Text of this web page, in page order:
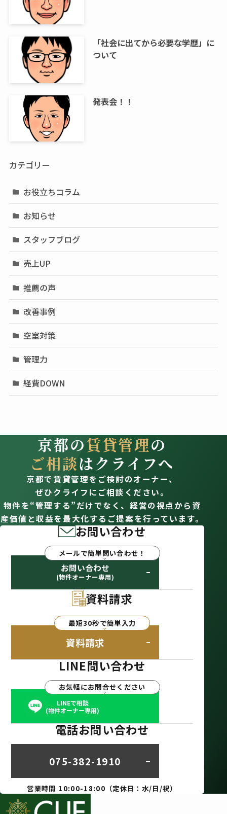
「社会に出てから必要な学歴」に
ついて
発表会！！
カテゴリー
お役立ちコラム
お知らせ
スタッフブログ
売上UP
推薦の声
改善事例
空室対策
管理力
経費DOWN
京都の賃貸管理の
ご相談はクライフへ
京都で賃貸管理をご検討のオーナー、
ぜひクライフにご相談ください。
物件を“管理する”だけでなく、経営の視点から資
産価値と収益を最大化するご提案を行っています。
お問い合わせ
メールで簡単問い合わせ！
お問い合わせ
(物件オーナー専用)
資料請求
最短30秒で簡単入力
資料請求
LINE問い合わせ
お気軽にお問合せください
LINEで相談
(物件オーナー専用)
電話お問い合わせ
075-382-1910
営業時間 10:00-18:00（定休日：水/日/祝）